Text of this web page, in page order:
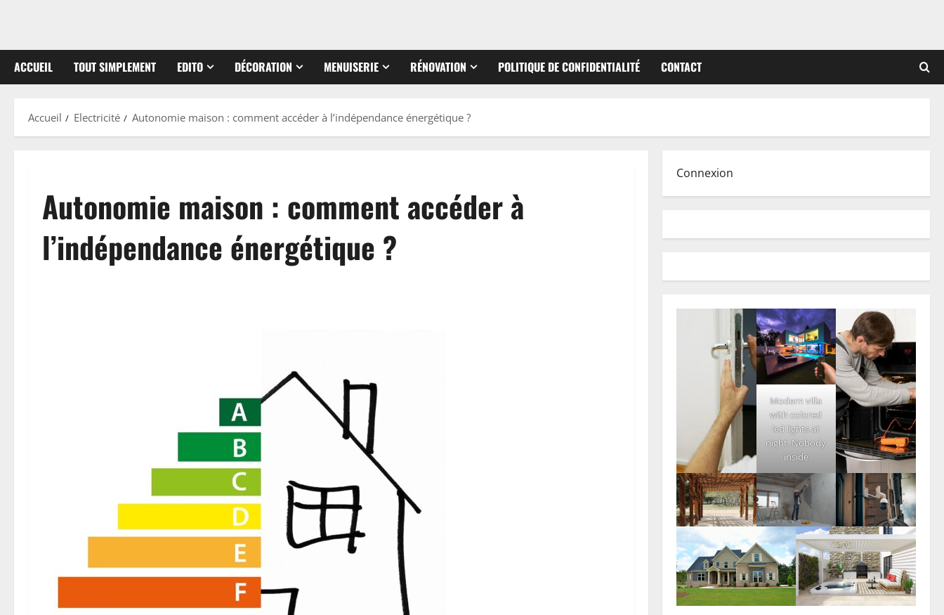
ACCUEIL TOUT SIMPLEMENT EDITO DÉCORATION MENUISERIE RÉNOVATION POLITIQUE DE CONFIDENTIALITÉ CONTACT
Accueil Electricité Autonomie maison : comment accéder à l’indépendance énergétique ?
Autonomie maison : comment accéder à
l’indépendance énergétique ?
Connexion
Modern villa
with colored
led lights at
night. Nobody
inside